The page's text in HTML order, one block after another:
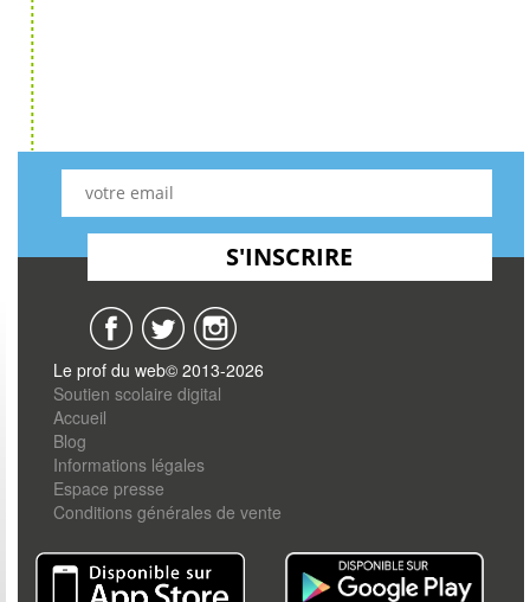
Le prof du web© 2013-2026
Soutien scolaire digital
Accueil
Blog
Informations légales
Espace presse
Conditions générales de vente